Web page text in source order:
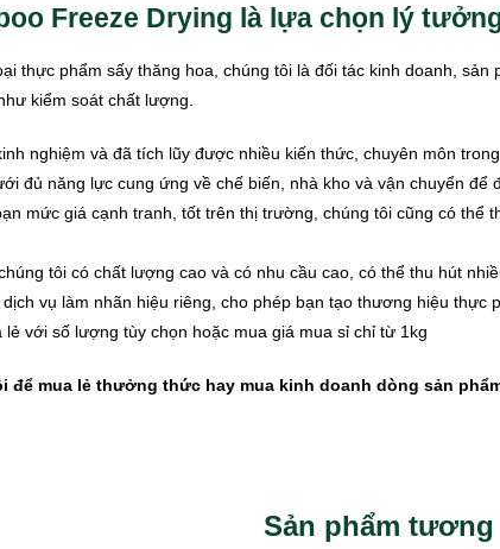
Freeze Drying là lựa chọn lý
thực phẩm sấy thăng hoa, chúng tôi là đối tác kinh doanh,
kiểm soát chất lượng.
nghiệm và đã tích lũy được nhiều kiến ​​thức, chuyên môn
đủ năng lực cung ứng về chế biến, nhà kho và vận chuyển để
mức giá cạnh tranh, tốt trên thị trường, chúng tôi cũng có
tôi có chất lượng cao và có nhu cầu cao, có thể thu hút
vụ làm nhãn hiệu riêng, cho phép bạn tạo thương hiệu thực
lẻ với số lượng tùy chọn hoặc mua giá mua sỉ chỉ từ 1kg
để mua lẻ thưởng thức hay mua kinh doanh dòng sản
Sản phẩm